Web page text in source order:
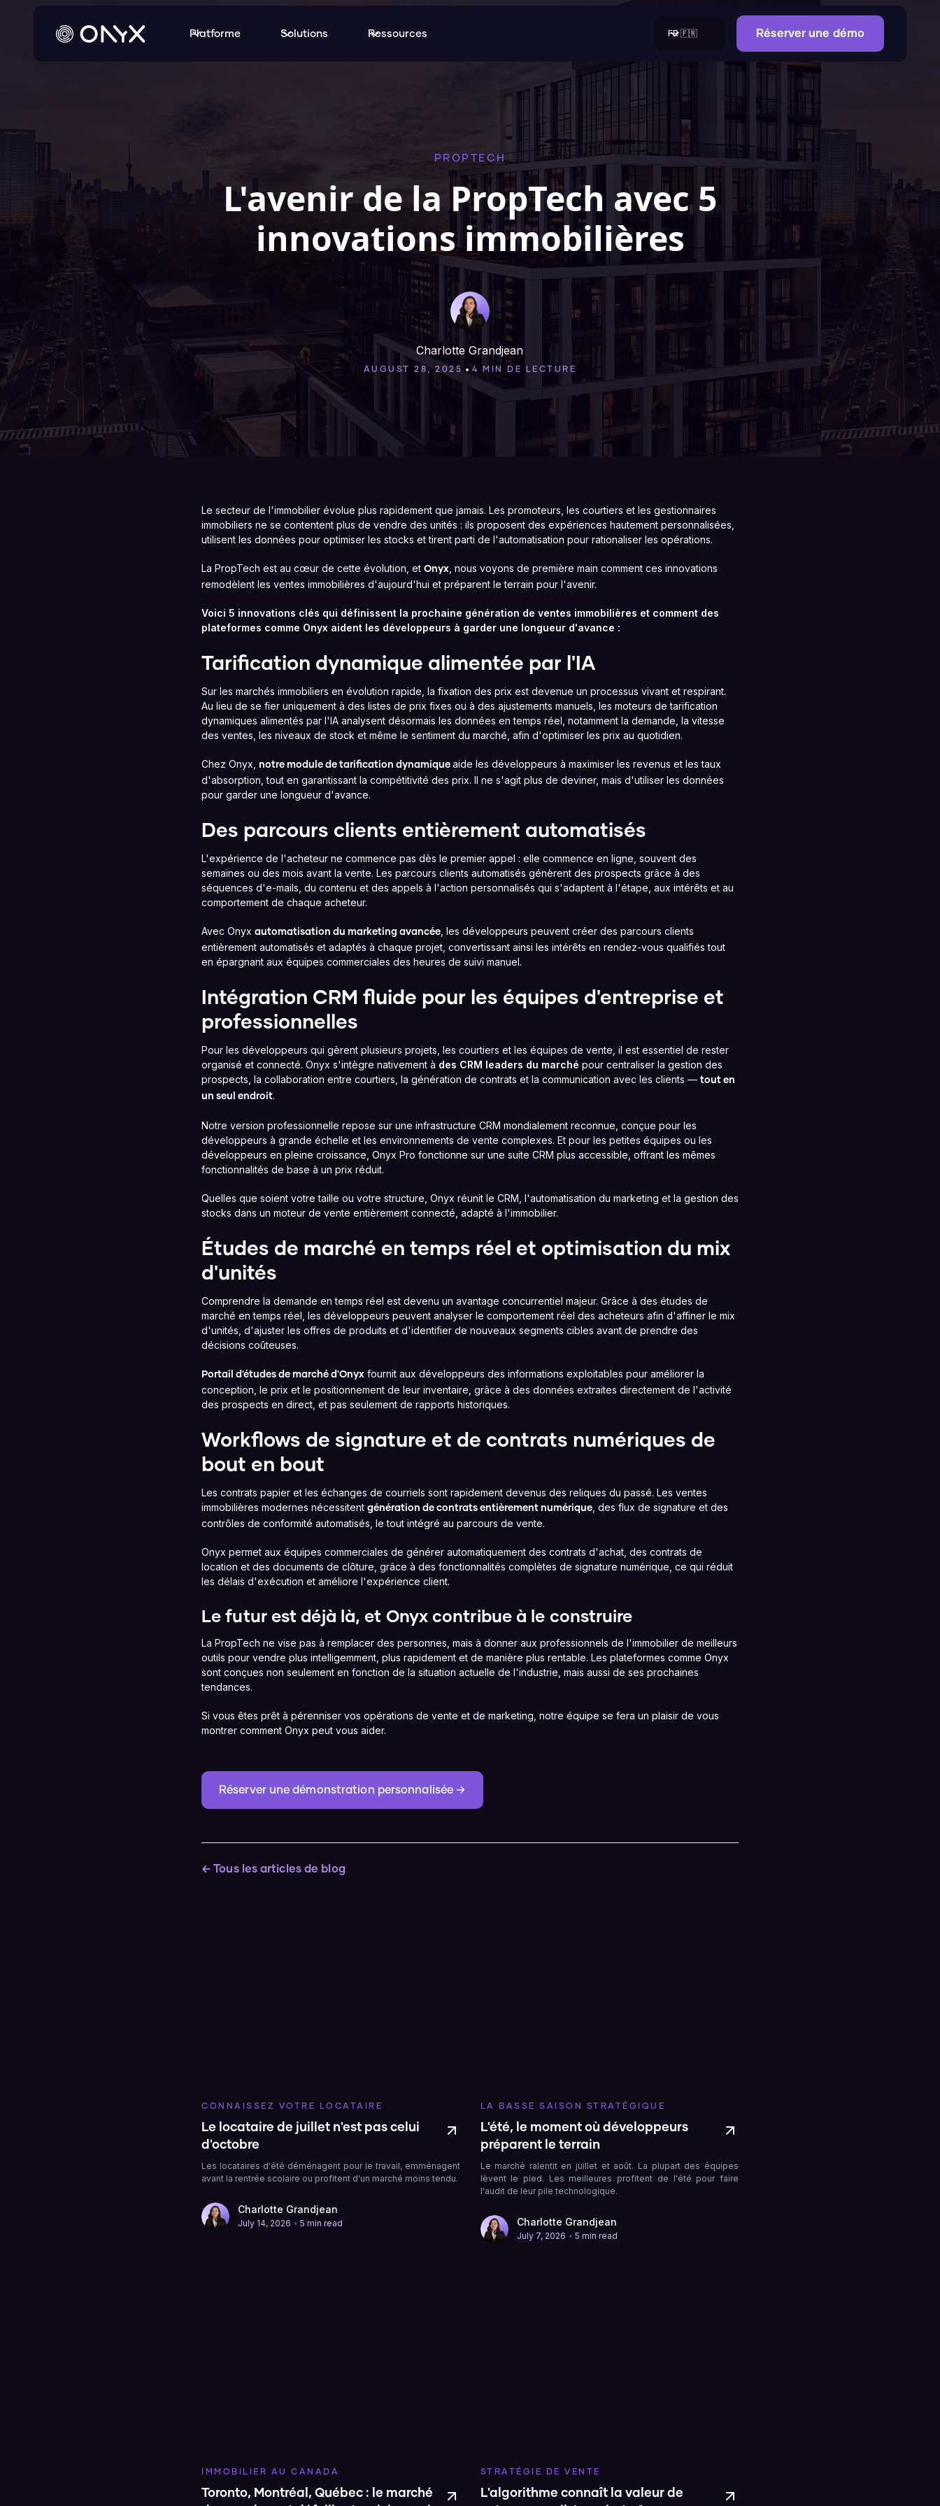
Platforme Solutions Ressources FR 🇫🇷 Réserver une démo
PROPTECH
L'avenir de la PropTech avec 5
innovations immobilières
Charlotte Grandjean
AUGUST 28, 2025 • 4 MIN DE LECTURE
Le secteur de l'immobilier évolue plus rapidement que jamais. Les promoteurs, les courtiers et les gestionnaires
immobiliers ne se contentent plus de vendre des unités : ils proposent des expériences hautement personnalisées,
utilisent les données pour optimiser les stocks et tirent parti de l'automatisation pour rationaliser les opérations.
La PropTech est au cœur de cette évolution, et Onyx , nous voyons de première main comment ces innovations
remodèlent les ventes immobilières d'aujourd'hui et préparent le terrain pour l'avenir.
Voici 5 innovations clés qui définissent la prochaine génération de ventes immobilières et comment des
plateformes comme Onyx aident les développeurs à garder une longueur d'avance :
Tarification dynamique alimentée par l'IA
Sur les marchés immobiliers en évolution rapide, la fixation des prix est devenue un processus vivant et respirant.
Au lieu de se fier uniquement à des listes de prix fixes ou à des ajustements manuels, les moteurs de tarification
dynamiques alimentés par l'IA analysent désormais les données en temps réel, notamment la demande, la vitesse
des ventes, les niveaux de stock et même le sentiment du marché, afin d'optimiser les prix au quotidien.
Chez Onyx, notre module de tarification dynamique aide les développeurs à maximiser les revenus et les taux
d'absorption, tout en garantissant la compétitivité des prix. Il ne s'agit plus de deviner, mais d'utiliser les données
pour garder une longueur d'avance.
Des parcours clients entièrement automatisés
L'expérience de l'acheteur ne commence pas dès le premier appel : elle commence en ligne, souvent des
semaines ou des mois avant la vente. Les parcours clients automatisés génèrent des prospects grâce à des
séquences d'e-mails, du contenu et des appels à l'action personnalisés qui s'adaptent à l'étape, aux intérêts et au
comportement de chaque acheteur.
Avec Onyx automatisation du marketing avancée , les développeurs peuvent créer des parcours clients
entièrement automatisés et adaptés à chaque projet, convertissant ainsi les intérêts en rendez-vous qualifiés tout
en épargnant aux équipes commerciales des heures de suivi manuel.
Intégration CRM fluide pour les équipes d'entreprise et
professionnelles
Pour les développeurs qui gèrent plusieurs projets, les courtiers et les équipes de vente, il est essentiel de rester
organisé et connecté. Onyx s'intègre nativement à des CRM leaders du marché pour centraliser la gestion des
prospects, la collaboration entre courtiers, la génération de contrats et la communication avec les clients — tout en
un seul endroit.
Notre version professionnelle repose sur une infrastructure CRM mondialement reconnue, conçue pour les
développeurs à grande échelle et les environnements de vente complexes. Et pour les petites équipes ou les
développeurs en pleine croissance, Onyx Pro fonctionne sur une suite CRM plus accessible, offrant les mêmes
fonctionnalités de base à un prix réduit.
Quelles que soient votre taille ou votre structure, Onyx réunit le CRM, l'automatisation du marketing et la gestion des
stocks dans un moteur de vente entièrement connecté, adapté à l'immobilier.
Études de marché en temps réel et optimisation du mix
d'unités
Comprendre la demande en temps réel est devenu un avantage concurrentiel majeur. Grâce à des études de
marché en temps réel, les développeurs peuvent analyser le comportement réel des acheteurs afin d'affiner le mix
d'unités, d'ajuster les offres de produits et d'identifier de nouveaux segments cibles avant de prendre des
décisions coûteuses.
Portail d'études de marché d'Onyx fournit aux développeurs des informations exploitables pour améliorer la
conception, le prix et le positionnement de leur inventaire, grâce à des données extraites directement de l'activité
des prospects en direct, et pas seulement de rapports historiques.
Workflows de signature et de contrats numériques de
bout en bout
Les contrats papier et les échanges de courriels sont rapidement devenus des reliques du passé. Les ventes
immobilières modernes nécessitent génération de contrats entièrement numérique , des flux de signature et des
contrôles de conformité automatisés, le tout intégré au parcours de vente.
Onyx permet aux équipes commerciales de générer automatiquement des contrats d'achat, des contrats de
location et des documents de clôture, grâce à des fonctionnalités complètes de signature numérique, ce qui réduit
les délais d'exécution et améliore l'expérience client.
Le futur est déjà là, et Onyx contribue à le construire
La PropTech ne vise pas à remplacer des personnes, mais à donner aux professionnels de l'immobilier de meilleurs
outils pour vendre plus intelligemment, plus rapidement et de manière plus rentable. Les plateformes comme Onyx
sont conçues non seulement en fonction de la situation actuelle de l'industrie, mais aussi de ses prochaines
tendances.
Si vous êtes prêt à pérenniser vos opérations de vente et de marketing, notre équipe se fera un plaisir de vous
montrer comment Onyx peut vous aider.
Réserver une démonstration personnalisée →
← Tous les articles de blog
CONNAISSEZ VOTRE LOCATAIRE
Le locataire de juillet n'est pas celui
d'octobre
Les locataires d'été déménagent pour le travail, emménagent
avant la rentrée scolaire ou profitent d'un marché moins tendu.
Charlotte Grandjean
July 14, 2026 • 5 min read
LA BASSE SAISON STRATÉGIQUE
L'été, le moment où développeurs
préparent le terrain
Le marché ralentit en juillet et août. La plupart des équipes
lèvent le pied. Les meilleures profitent de l'été pour faire
l'audit de leur pile technologique.
Charlotte Grandjean
July 7, 2026 • 5 min read
IMMOBILIER AU CANADA
Toronto, Montréal, Québec : le marché
STRATÉGIE DE VENTE
L'algorithme connaît la valeur de